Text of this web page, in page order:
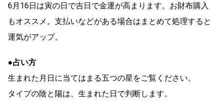
6月16日は寅の日で吉日で金運が高まります。お財布購入
もオススメ。支払いなどがある場合はまとめて処理すると
運気がアップ。
●占い方
生まれた月日に当てはまる五つの星をご覧ください。
タイプの陰と陽は、生まれた日で判断します。